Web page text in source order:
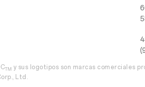
TM y sus logotipos son marcas comerciales
Ltd.